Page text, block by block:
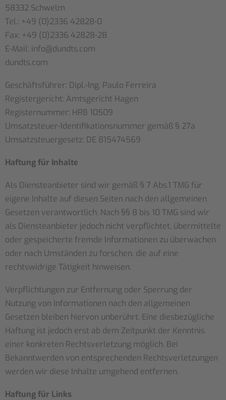
58332 Schwelm
Tel.: +49 (0)2336 42828-0
Fax: +49 (0)2336 42828-28
E-Mail: info@dundts.com
dundts.com
Geschäftsführer: Dipl.-Ing. Paulo Ferreira
Registergericht: Amtsgericht Hagen
Registernummer: HRB 10509
Umsatzsteuer-Identifikationsnummer gemäß § 27a
Umsatzsteuergesetz: DE 815474569
Haftung für Inhalte
Als Diensteanbieter sind wir gemäß § 7 Abs.1 TMG für
eigene Inhalte auf diesen Seiten nach den allgemeinen
Gesetzen verantwortlich. Nach §§ 8 bis 10 TMG sind wir
als Diensteanbieter jedoch nicht verpflichtet, übermittelte
oder gespeicherte fremde Informationen zu überwachen
oder nach Umständen zu forschen, die auf eine
rechtswidrige Tätigkeit hinweisen.
Verpflichtungen zur Entfernung oder Sperrung der
Nutzung von Informationen nach den allgemeinen
Gesetzen bleiben hiervon unberührt. Eine diesbezügliche
Haftung ist jedoch erst ab dem Zeitpunkt der Kenntnis
einer konkreten Rechtsverletzung möglich. Bei
Bekanntwerden von entsprechenden Rechtsverletzungen
werden wir diese Inhalte umgehend entfernen.
Haftung für Links